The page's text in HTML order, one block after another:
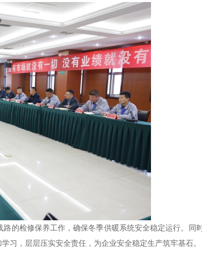
的检修保养工作，确保冬季供暖系统安全稳定运行。同
习，层层压实安全责任，为企业安全稳定生产筑牢基石。